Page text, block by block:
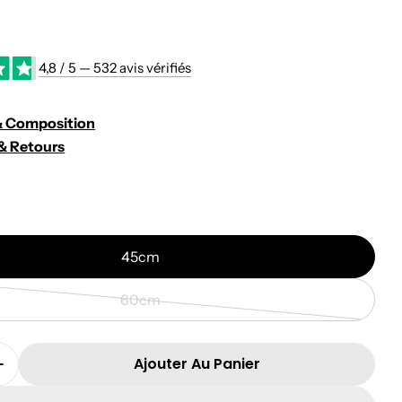
4,8 / 5 — 532 avis vérifiés
Composition
Retours
45cm
60cm
Variante
ou
La Quantité Pour Mintos Le Husky Kawaii
La Quantité Pour Mintos Le Husky
Ajouter Au Panier